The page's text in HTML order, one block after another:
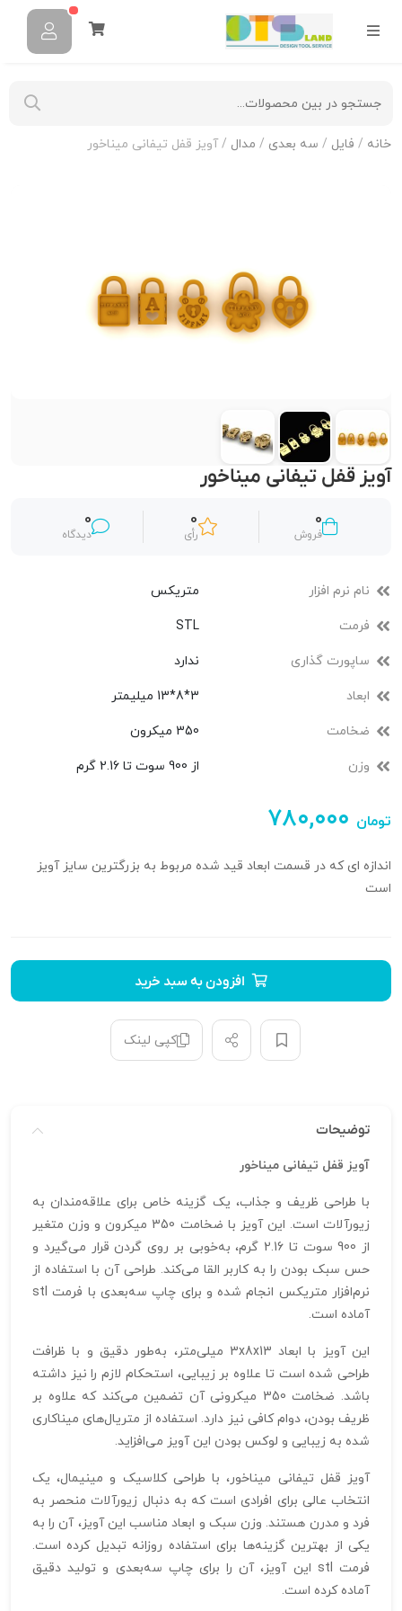
خانه / فایل / سه بعدی / مدال / آویز قفل تیفانی میناخور
آویز قفل تیفانی میناخور
0
فروش
0
رأی
0
دیدگاه
نام نرم افزار متریکس
فرمت STL
ساپورت گذاری ندارد
ابعاد 3*8*13 میلیمتر
ضخامت 350 میکرون
وزن از 900 سوت تا 2.16 گرم
۷۸۰,۰۰۰ تومان
اندازه ای که در قسمت ابعاد قید شده مربوط به بزرگترین سایز آویز
است
افزودن به سبد خرید
کپی لینک
توضیحات
آویز قفل تیفانی میناخور
با طراحی ظریف و جذاب، یک گزینه خاص برای علاقه‌مندان به
زیورآلات است. این آویز با ضخامت 350 میکرون و وزن متغیر
از 900 سوت تا 2.16 گرم، به‌خوبی بر روی گردن قرار می‌گیرد و
حس سبک بودن را به کاربر القا می‌کند. طراحی آن با استفاده از
نرم‌افزار متریکس انجام شده و برای چاپ سه‌بعدی با فرمت stl
آماده است.
این آویز با ابعاد 3x8x13 میلی‌متر، به‌طور دقیق و با ظرافت
طراحی شده است تا علاوه بر زیبایی، استحکام لازم را نیز داشته
باشد. ضخامت 350 میکرونی آن تضمین می‌کند که علاوه بر
ظریف بودن، دوام کافی نیز دارد. استفاده از متریال‌های میناکاری
شده به زیبایی و لوکس بودن این آویز می‌افزاید.
آویز قفل تیفانی میناخور، با طراحی کلاسیک و مینیمال، یک
انتخاب عالی برای افرادی است که به دنبال زیورآلات منحصر به
فرد و مدرن هستند. وزن سبک و ابعاد مناسب این آویز، آن را به
یکی از بهترین گزینه‌ها برای استفاده روزانه تبدیل کرده است.
فرمت stl این آویز، آن را برای چاپ سه‌بعدی و تولید دقیق
آماده کرده است.